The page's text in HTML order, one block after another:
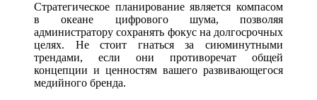
Стратегическое планирование является компасом
в океане цифрового шума, позволяя
администратору сохранять фокус на долгосрочных
целях. Не стоит гнаться за сиюминутными
трендами, если они противоречат общей
концепции и ценностям вашего развивающегося
медийного бренда.